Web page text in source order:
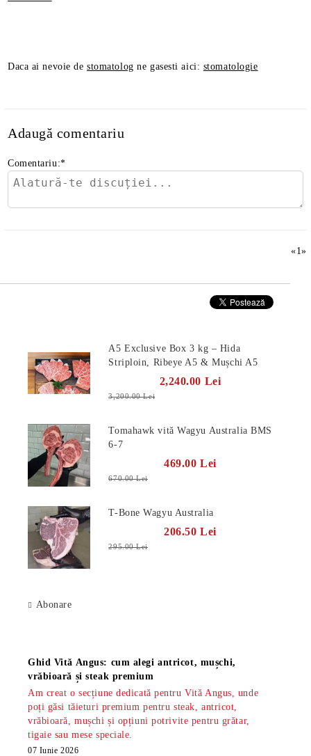
Daca ai nevoie destomatolog ne gasesti aici: stomatologie
Adaugă comentariu
Comentariu:*
«1»
A5 Exclusive Box 3 kg – Hida
Striploin, Ribeye A5 & Mușchi A5
2,240.00 Lei
3,200.00 Lei
Tomahawk vită Wagyu Australia BMS
6-7
469.00 Lei
670.00 Lei
T-Bone Wagyu Australia
206.50 Lei
295.00 Lei
Abonare
Ghid Vită Angus: cum alegi antricot, mușchi,
vrăbioară și steak premium
Am creat o secțiune dedicată pentru Vită Angus, unde
poți găsi tăieturi premium pentru steak, antricot,
vrăbioară, mușchi și opțiuni potrivite pentru grătar,
tigaie sau mese speciale.
07 Iunie 2026